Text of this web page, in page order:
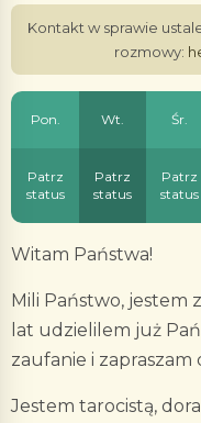
Kontakt w sprawie
rozmowy:
Pon. Wt. Śr.
Patrz
status
Patrz
status
Patrz
status
Witam Państwa!
Mili Państwo, jestem
lat udzielilem już
zaufanie i
Jestem tarocistą,